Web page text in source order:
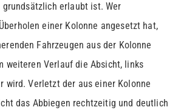
erlaubt ist. Wer
einer Kolonne angesetzt hat,
Fahrzeugen aus der Kolonne
weiteren Verlauf die Absicht, links
wird. Verletzt der aus einer Kolonne
das Abbiegen rechtzeitig und deutlich